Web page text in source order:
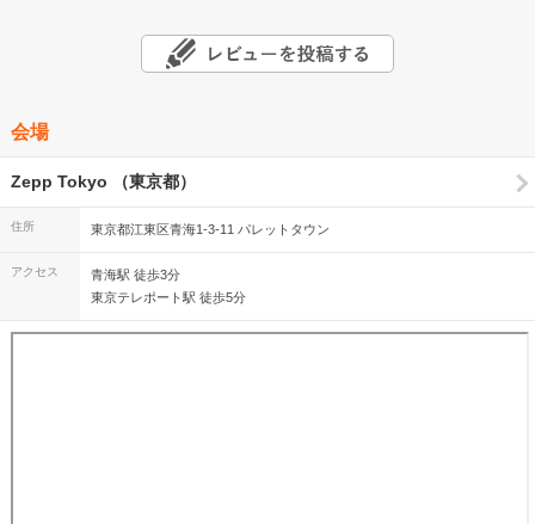
会場
Zepp Tokyo （東京都）
住所 東京都江東区青海1-3-11 パレットタウン
アクセス
青海駅 徒歩3分
東京テレポート駅 徒歩5分